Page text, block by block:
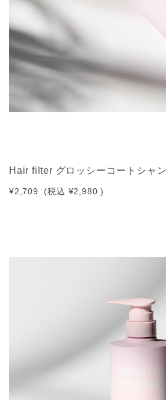
Hair filter グロッシーコートシャ
¥2,709 (税込 ¥2,980 )